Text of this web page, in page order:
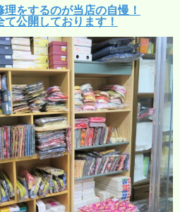
をするのが当店の自慢！
公開しております！